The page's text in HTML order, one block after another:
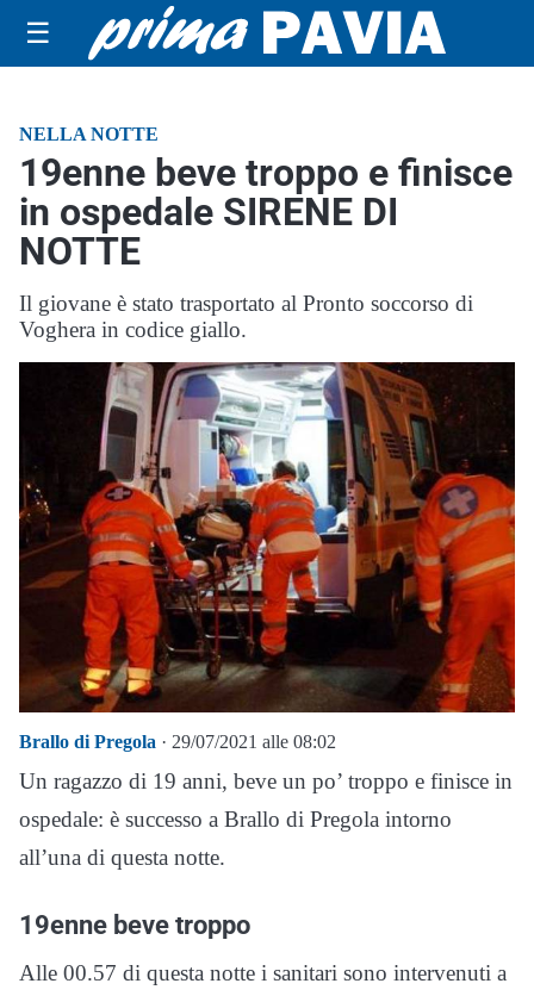
☰
NELLA NOTTE
19enne beve troppo e finisce
in ospedale SIRENE DI
NOTTE
Il giovane è stato trasportato al Pronto soccorso di
Voghera in codice giallo.
Brallo di Pregola · 29/07/2021 alle 08:02
Un ragazzo di 19 anni, beve un po’ troppo e finisce in
ospedale: è successo a Brallo di Pregola intorno
all’una di questa notte.
19enne beve troppo
Alle 00.57 di questa notte i sanitari sono intervenuti a